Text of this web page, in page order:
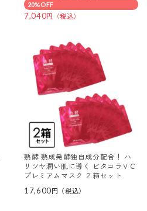
20%OFF
7,040
熟酵 熟成発酵独自成分配合！ ハ
リツヤ潤い肌に導く ビタコラＶＣ
プレミアムマスク ２箱セット
17,600